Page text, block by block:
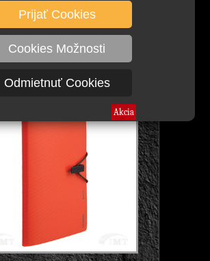
Prijať Cookies
Cookies Možnosti
Odmietnuť Cookies
a...
Obal A5/DL multifunkčný,
Značka: Comix, obal
GEMINI,
POTREBY
Akcia